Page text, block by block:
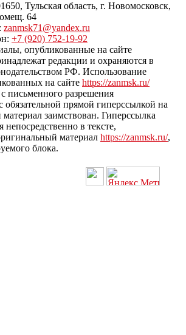
Тульская область, г. Новомосковск,
64
zanmsk71@yandex.ru
+7 (920) 752-19-92
опубликованные на сайте
редакции и охраняются в
РФ. Использование
на сайте https://zanmsk.ru/
с письменного разрешения
обязательной прямой гиперссылкой на
материал заимствован. Гиперссылка
непосредственно в тексте,
материал https://zanmsk.ru/,
блока.